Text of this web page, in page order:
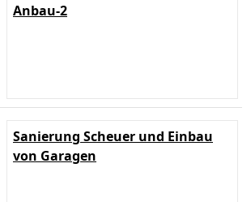
Anbau-2
Sanierung Scheuer und Einbau
von Garagen